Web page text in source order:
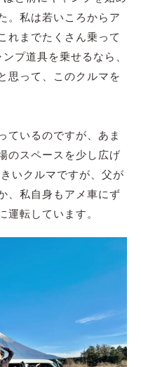
。私は若いころからア
れまでたくさん乗って
プ道具を乗せるなら、
思って、このクルマを
ているのですが、あま
のスペースを少し広げ
いクルマですが、父が
、私自身もアメ車にず
転しています。